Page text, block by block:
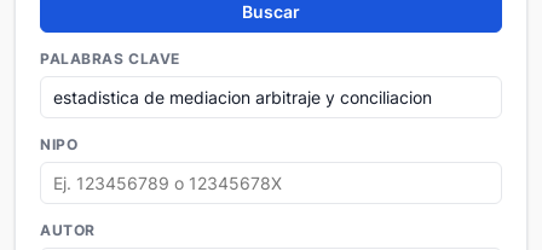
Buscar
PALABRAS CLAVE
NIPO
AUTOR